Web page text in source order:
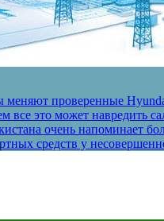
меняют проверенные
это может навредить
очень напоминает
средств у